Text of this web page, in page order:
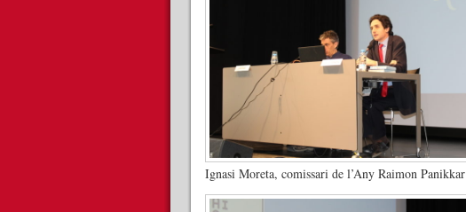
Ignasi Moreta, comissari de l’Any Raimon Panikkar